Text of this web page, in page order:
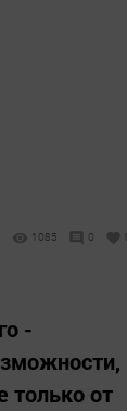
1085 0
-
только от